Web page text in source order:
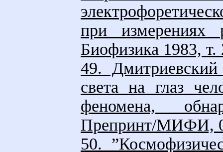
при измерениях
Биофизика 1983, т.
49.
света на глаз
феномена,
Препринт/МИФИ,
50.